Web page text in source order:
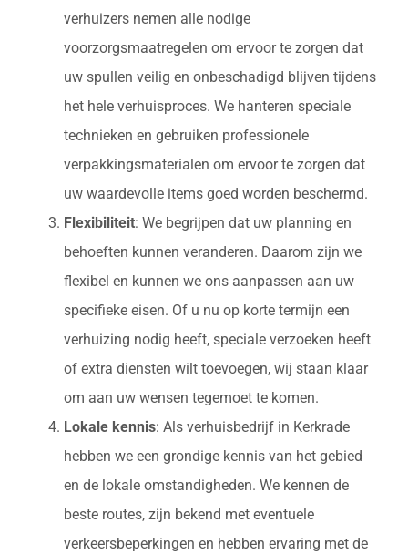
verhuizers nemen alle nodige
voorzorgsmaatregelen om ervoor te zorgen dat
uw spullen veilig en onbeschadigd blijven tijdens
het hele verhuisproces. We hanteren speciale
technieken en gebruiken professionele
verpakkingsmaterialen om ervoor te zorgen dat
uw waardevolle items goed worden beschermd.
Flexibiliteit: We begrijpen dat uw planning en
behoeften kunnen veranderen. Daarom zijn we
flexibel en kunnen we ons aanpassen aan uw
specifieke eisen. Of u nu op korte termijn een
verhuizing nodig heeft, speciale verzoeken heeft
of extra diensten wilt toevoegen, wij staan klaar
om aan uw wensen tegemoet te komen.
Lokale kennis: Als verhuisbedrijf in Kerkrade
hebben we een grondige kennis van het gebied
en de lokale omstandigheden. We kennen de
beste routes, zijn bekend met eventuele
verkeersbeperkingen en hebben ervaring met de